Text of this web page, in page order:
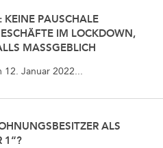
KEINE PAUSCHALE
IM LOCKDOWN,
MASSGEBLICH
12. Januar 2022...
ALS
1“?